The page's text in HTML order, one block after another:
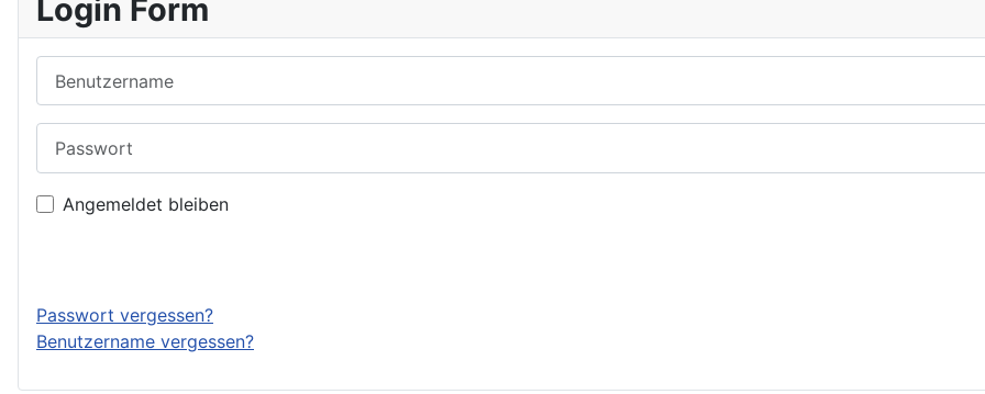
Login Form
Angemeldet bleiben
Passwort vergessen?
Benutzername vergessen?